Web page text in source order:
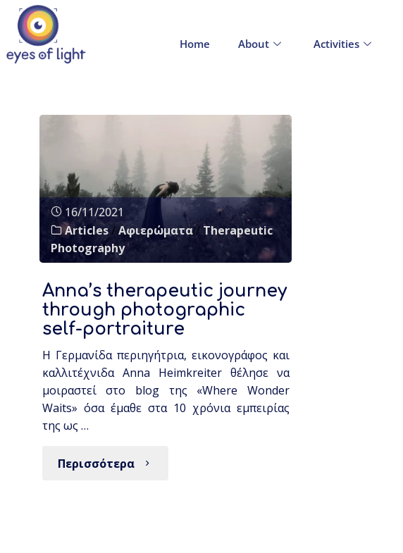
Home About Activities
16/11/2021
Articles/Αφιερώματα/ Therapeutic
Photography
Anna’s therapeutic journey
through photographic
self-portraiture
Η Γερμανίδα περιηγήτρια, εικονογράφος και
καλλιτέχνιδα Anna Heimkreiter θέλησε να
μοιραστεί στο blog της «Where Wonder
Waits» όσα έμαθε στα 10 χρόνια εμπειρίας
της ως …
Περισσότερα